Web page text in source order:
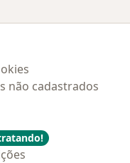
não cadastrados